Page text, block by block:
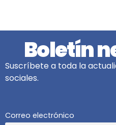
Boletín
Suscríbete a toda la
sociales.
Correo electrónico